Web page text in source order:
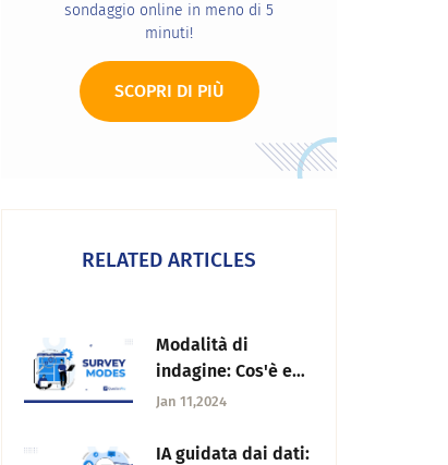
sondaggio online in meno di 5
minuti!
SCOPRI DI PIÙ
RELATED ARTICLES
Modalità di
indagine: Cos'è e
quali sono i fattori
quello giusto?
Jan 11,2024
IA guidata dai dati: